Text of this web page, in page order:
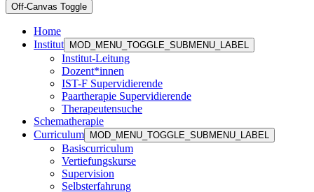
Off-Canvas Toggle
Home
Institut MOD_MENU_TOGGLE_SUBMENU_LABEL
Institut-Leitung
Dozent*innen
IST-F Supervidierende
Paartherapie Supervidierende
Therapeutensuche
Schematherapie
Curriculum MOD_MENU_TOGGLE_SUBMENU_LABEL
Basiscurriculum
Vertiefungskurse
Supervision
Selbsterfahrung